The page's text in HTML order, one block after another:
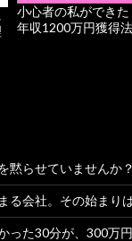
小心者の私ができた
年収1200万円獲得法
黙らせていませんか？
る会社。その始まり
った30分が、300万